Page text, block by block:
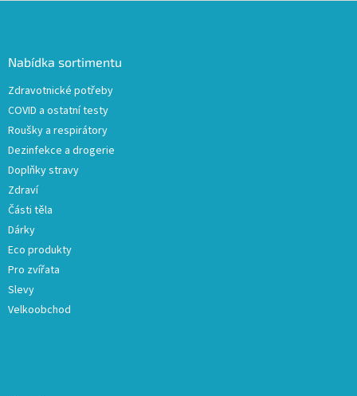
Nabídka sortimentu
Zdravotnické potřeby
COVID a ostatní testy
Roušky a respirátory
Dezinfekce a drogerie
Doplňky stravy
Zdraví
Části těla
Dárky
Eco produkty
Pro zvířata
Slevy
Velkoobchod